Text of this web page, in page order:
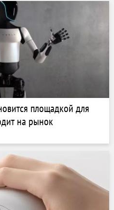
площадкой для
на рынок